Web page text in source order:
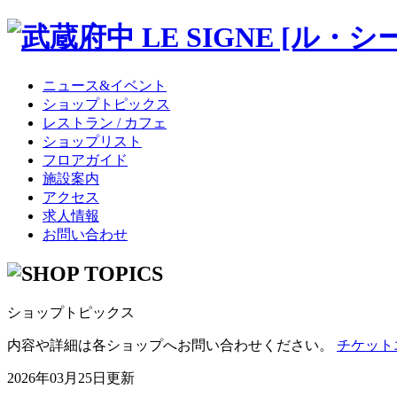
ニュース&イベント
ショップトピックス
レストラン / カフェ
ショップリスト
フロアガイド
施設案内
アクセス
求人情報
お問い合わせ
ショップトピックス
内容や詳細は各ショップへお問い合わせください。 チケット
2026年03月25日更新